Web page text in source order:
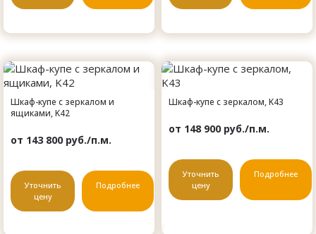
Шкаф-купе с зеркалом и
ящиками, K42
от 143 800 руб./п.м.
Уточнить
цену
Подробнее
Шкаф-купе с зеркалом, K43
от 148 900 руб./п.м.
Уточнить
цену
Подробнее